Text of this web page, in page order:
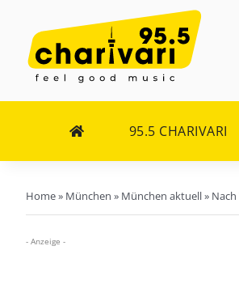
Inhalt
springen
95.5 CHARIVARI
Home» München » München aktuell»
- Anzeige -